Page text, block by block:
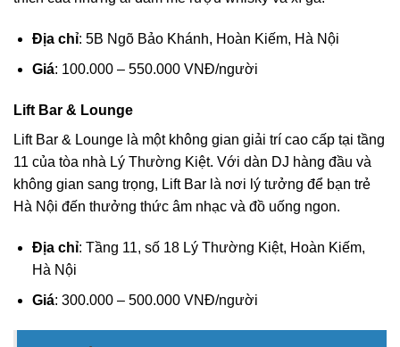
Địa chỉ: 5B Ngõ Bảo Khánh, Hoàn Kiếm, Hà Nội
Giá: 100.000 – 550.000 VNĐ/người
Lift Bar & Lounge
Lift Bar & Lounge là một không gian giải trí cao cấp tại tầng
11 của tòa nhà Lý Thường Kiệt. Với dàn DJ hàng đầu và
không gian sang trọng, Lift Bar là nơi lý tưởng để bạn trẻ
Hà Nội đến thưởng thức âm nhạc và đồ uống ngon.
Địa chỉ: Tầng 11, số 18 Lý Thường Kiệt, Hoàn Kiếm,
Hà Nội
Giá: 300.000 – 500.000 VNĐ/người